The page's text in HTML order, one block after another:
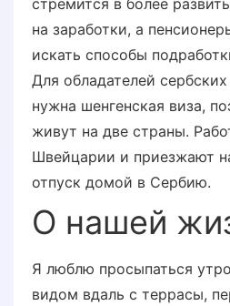
стремится в более
на заработки, а
искать способы
Для обладателей
нужна шенгенская виза,
живут на две страны.
Швейцарии и приезжают
отпуск домой в Сербию.
О нашей
Я люблю просыпаться
видом вдаль с террасы,